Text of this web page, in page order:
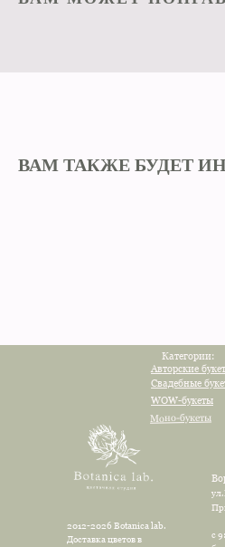
ВАМ ТАКЖЕ БУДЕТ
2012-2026 Botanica lab.
Доставка цветов в
Категории:
Моно-букеты
WOW-букеты
Свадебные
Авторские
с